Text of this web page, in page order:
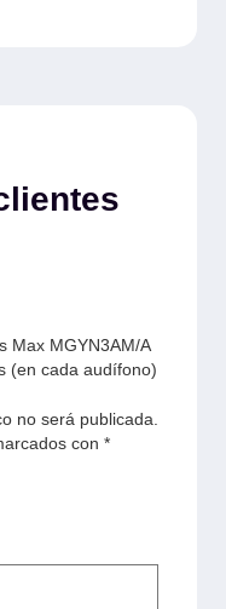
Max MGYN3AM/A
(en cada audífono)
no será publicada.
con *